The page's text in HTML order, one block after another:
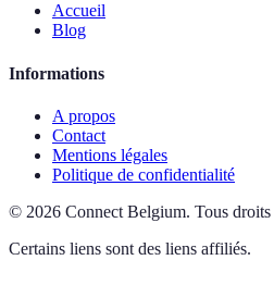
Accueil
Blog
Informations
A propos
Contact
Mentions légales
Politique de confidentialité
© 2026 Connect Belgium. Tous droits
Certains liens sont des liens affiliés.